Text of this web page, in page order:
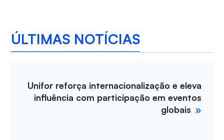
ÚLTIMAS NOTÍCIAS
Unifor reforça internacionalização e eleva
influência com participação em eventos
globais